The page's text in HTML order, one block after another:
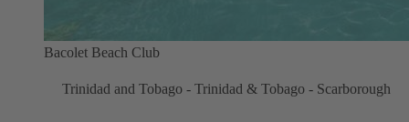
Bacolet Beach Club
Trinidad and Tobago - Trinidad & Tobago - Scarborough